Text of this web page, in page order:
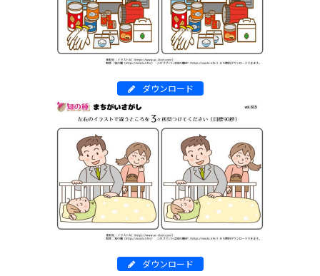
ダウンロード
ダウンロード